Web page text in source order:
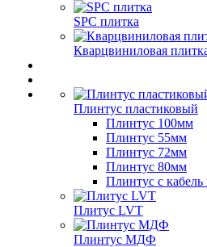
SPC плитка
Кварцвиниловая
Плинтус пластиковый
Плинтус 100мм
Плинтус 55мм
Плинтус 72мм
Плинтус 80мм
Плинтус с
Плитус LVT
Плинтус МДФ